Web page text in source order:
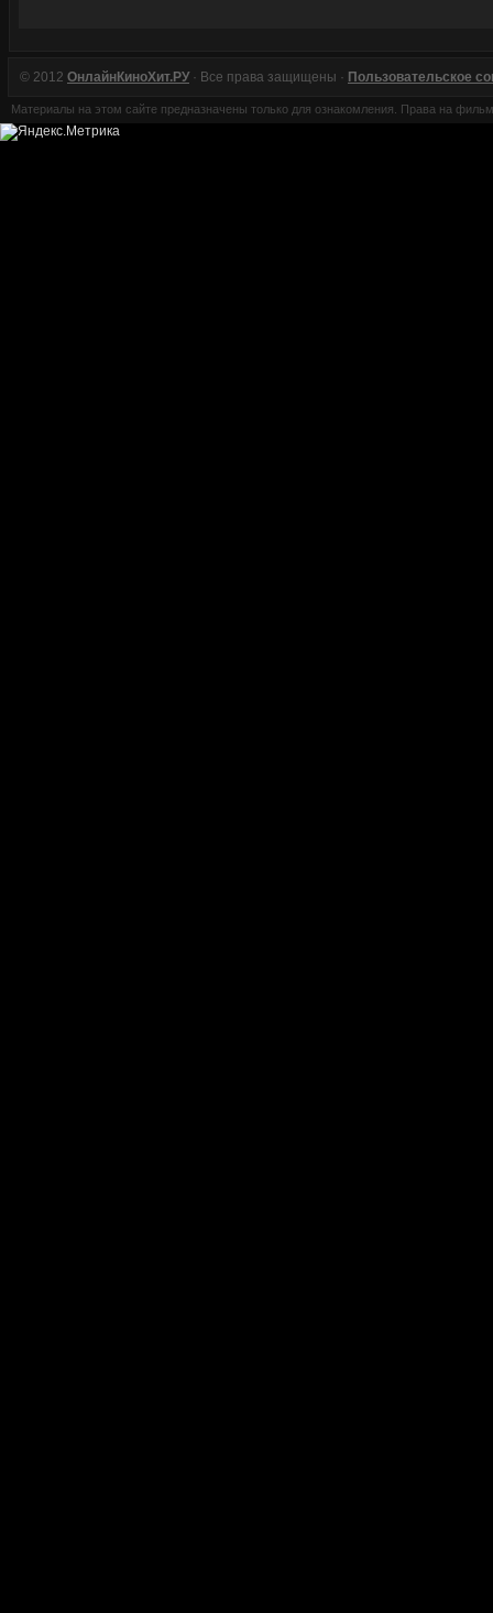
© 2012 ОнлайнКиноХит.РУ· Все права защищены · Пользовательское
Материалы на этом сайте предназначены только для ознакомления. Права на